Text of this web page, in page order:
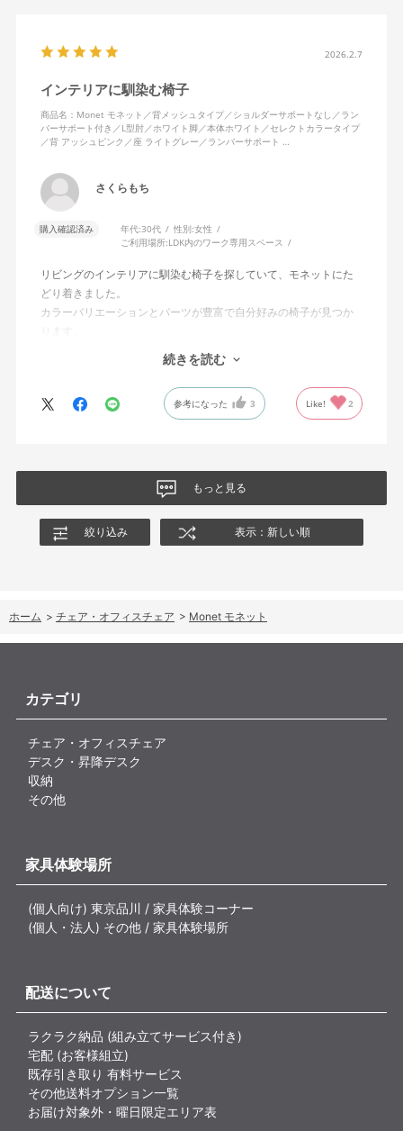
2026.2.7
インテリアに馴染む椅子
商品名：Monet モネット／背メッシュタイプ／ショルダーサポートなし／ラン
バーサポート付き／L型肘／ホワイト脚／本体ホワイト／セレクトカラータイプ
／背 アッシュピンク／座 ライトグレー／ランバーサポート …
さくらもち
購入確認済み 年代:30代 性別:女性
ご利用場所:LDK内のワーク専用スペース
リビングのインテリアに馴染む椅子を探していて、モネットにた
どり着きました。
カラーバリエーションとパーツが豊富で自分好みの椅子が見つか
オフィスチェアにしては比較的コンパクトで家に置くのに最適で
した、座り心地も良く大変気に入っています。
今回どうしても欲しい色の組み合わせがあったので固定肘の物を
購入しましたが、欲を言えば稼働肘バージョンもバイカラーなど
続きを読む
参考になった 3 Like! 2
もっと見る
絞り込み 表示：新しい順
ホーム > チェア・オフィスチェア > Monet モネット
カテゴリ
チェア・オフィスチェア
デスク・昇降デスク
収納
その他
家具体験場所
(個人向け) 東京品川 / 家具体験コーナー
(個人・法人) その他 / 家具体験場所
配送について
ラクラク納品 (組み立てサービス付き)
宅配 (お客様組立)
既存引き取り 有料サービス
その他送料オプション一覧
お届け対象外・曜日限定エリア表